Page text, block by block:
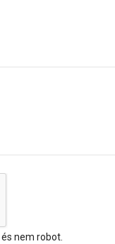
nem robot.